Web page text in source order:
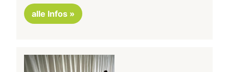
alle Infos »